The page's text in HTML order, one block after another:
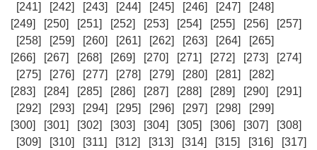
[241]
[242] [243] [244] [245] [246] [247]
[248]
[249]
[250] [251] [252] [253] [254] [255] [256]
[257]
[258]
[259] [260] [261] [262] [263] [264]
[265]
[266]
[267] [268] [269] [270] [271] [272] [273]
[274]
[275]
[276] [277] [278] [279] [280] [281]
[282]
[283]
[284] [285] [286] [287] [288] [289] [290]
[291]
[292]
[293] [294] [295] [296] [297] [298]
[299]
[300]
[301] [302] [303] [304] [305] [306] [307]
[308]
[309]
[310] [311] [312] [313] [314] [315] [316]
[317]